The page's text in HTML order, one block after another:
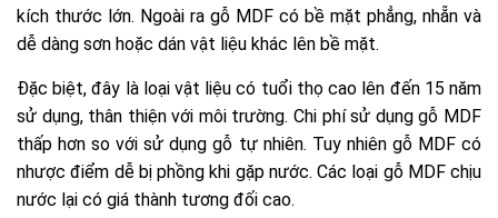
kích thước lớn. Ngoài ra gỗ MDF có bề mặt phẳng, nhẵn và
dễ dàng sơn hoặc dán vật liệu khác lên bề mặt.
Đặc biệt, đây là loại vật liệu có tuổi thọ cao lên đến 15 năm
sử dụng, thân thiện với môi trường. Chi phí sử dụng gỗ MDF
thấp hơn so với sử dụng gỗ tự nhiên. Tuy nhiên gỗ MDF có
nhược điểm dễ bị phồng khi gặp nước. Các loại gỗ MDF chịu
nước lại có giá thành tương đối cao.